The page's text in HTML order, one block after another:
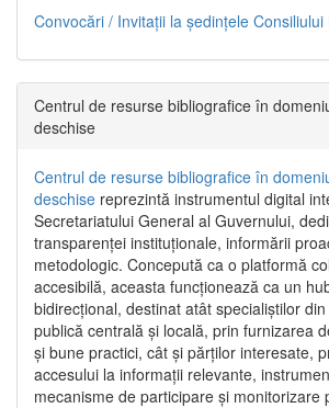
Convocări / Invitaţii la şedinţele Consiliului
Centrul de resurse bibliografice în
deschise
Centrul de resurse bibliografice în
deschise reprezintă instrumentul digital
Secretariatului General al Guvernului,
transparenței instituționale, informării
metodologic. Concepută ca o platformă
accesibilă, aceasta funcționează ca un
bidirecțional, destinat atât specialiștilor
publică centrală și locală, prin furnizarea
și bune practici, cât și părților interesate,
accesului la informații relevante,
mecanisme de participare și monitorizare